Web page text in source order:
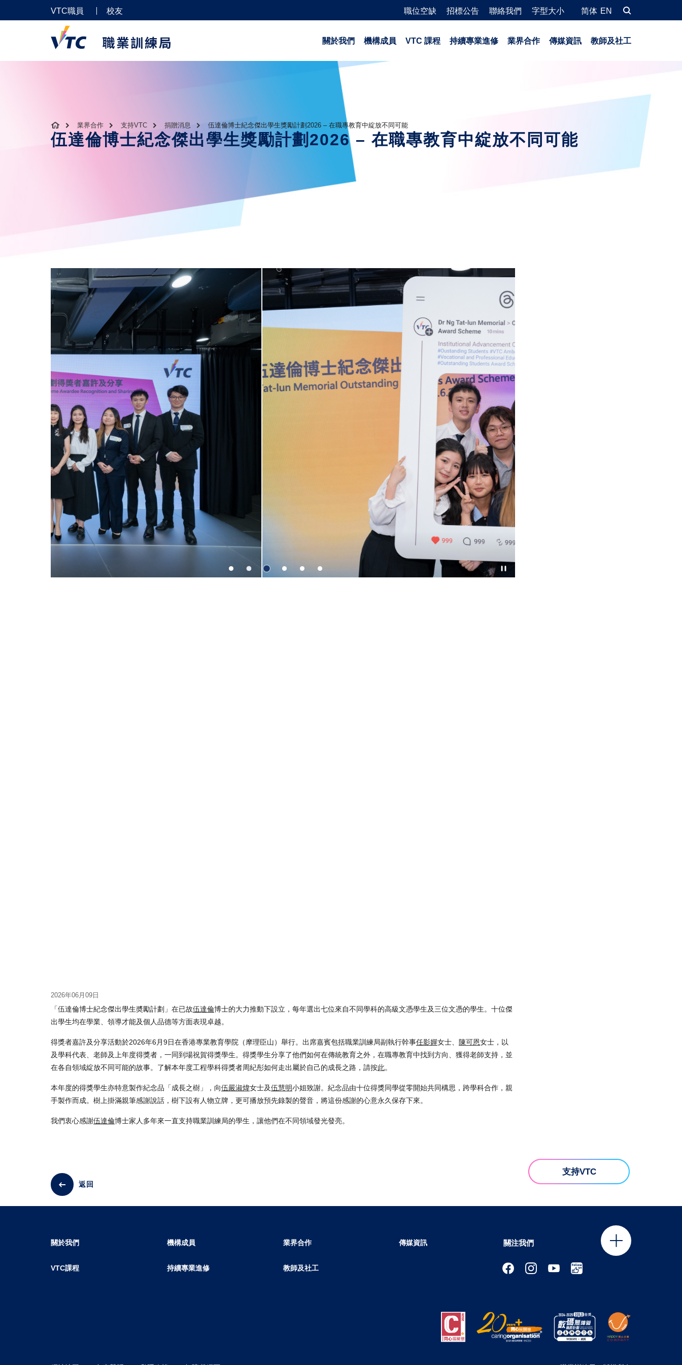
VTC職員 校友 職位空缺 招標公告 聯絡我們 字型大小 简体 EN
關於我們 機構成員 VTC 課程 持續專業進修 業界合作 傳媒資訊 教師及社工
業界合作 支持VTC 捐贈消息 伍達倫博士紀念傑出學生獎勵計劃2026 – 在職專教育中綻放不同可能
伍達倫博士紀念傑出學生獎勵計劃2026 – 在職專教育中綻放不同可能
2026年06月09日
「伍達倫博士紀念傑出學生奬勵計劃」在已故伍達倫博士的大力推動下設立，每年選出七位來自不同學科的高級文憑學生及三位文憑的學生。十位傑
出學生均在學業、領導才能及個人品德等方面表現卓越。
得獎者嘉許及分享活動於2026年6月9日在香港專業教育學院（摩理臣山）舉行。出席嘉賓包括職業訓練局副執行幹事任影嬋女士、 陳可恩女士，以
及學科代表、老師及上年度得獎者，一同到場祝賀得獎學生。得獎學生分享了他們如何在傳統教育之外，在職專教育中找到方向、獲得老師支持，並
在各自領域綻放不同可能的故事。 了解本年度工程學科得獎者周紀彤如何走出屬於自己的成長之路，請按此。
本年度的得獎學生亦特意製作紀念品「成長之樹」，向伍嚴淑煒女士及伍慧明小姐致謝。紀念品由十位得獎同學從零開始共同構思，跨學科合作，親
手製作而成。樹上掛滿親筆感謝說話，樹下設有人物立牌，更可播放預先錄製的聲音，將這份感謝的心意永久保存下來。
我們衷心感謝伍達倫博士家人多年來一直支持職業訓練局的學生，讓他們在不同領域發光發亮。
返回
支持VTC
關注我們
關於我們 機構成員 業界合作 傳媒資訊
VTC課程 持續專業進修 教師及社工